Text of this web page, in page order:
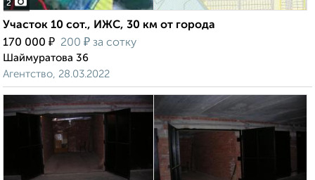
2
Участок 10 сот., ИЖС, 30 км от города
170 000 ₽ 200 ₽ за сотку
Шаймуратова 36
Агентство, 28.03.2022